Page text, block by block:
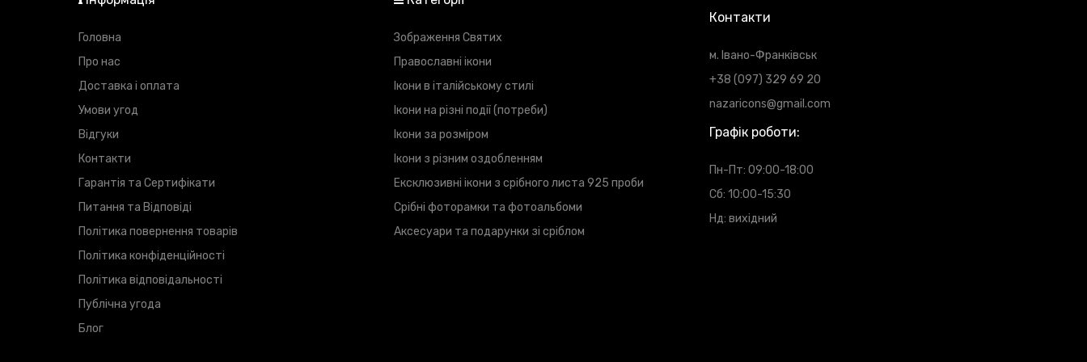
Головна
Про нас
Доставка і оплата
Умови угод
Відгуки
Контакти
Гарантія та Сертифікати
Питання та Відповіді
Політика повернення товарів
Політика конфіденційності
Політика відповідальності
Публічна угода
Блог
Зображення Святих
Православні ікони
Ікони в італійському стилі
Ікони на різні події (потреби)
Ікони за розміром
Ікони з різним оздобленням
Ексклюзивні ікони з срібного листа 925 проби
Срібні фоторамки та фотоальбоми
Аксесуари та подарунки зі сріблом
Контакти
м. Івано-Франківськ
+38 (097) 329 69 20
nazaricons@gmail.com
Графік роботи:
Пн-Пт: 09:00-18:00
Сб: 10:00-15:30
Нд: вихідний